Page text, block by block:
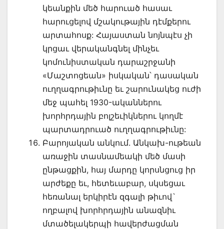
կեանքին մեծ հարուած հասաւ
հարուցելով մշակութային դէմքերու
արտահոսք: Հայաստան նոյնպէս չի
կրցաւ վերականգնել մինչեւ
կոմունիստական դարաշրջանի
«Մաշտոցեան» իսկական՝ դասական
ուղղագրութիւնը եւ շարունակեց ուժի
մեջ պահել 1930-ականներու
խորհրդային բոլշեւիկներու կողմէ
պարտադրուած ուղղագրութիւնը:
Բարոյական անկում. Անկախ-ութեան
առաջին տասնամեակի մեծ մասի
ընթացքին, հայ մարդը կորսնցուց իր
արժեքը եւ, հետեւաբար, սկսեցաւ
հեռանալ երկիրէն զգալի թիւով`
ողբալով խորհրդային անազնիւ
մտածելակերպի հավերժացման